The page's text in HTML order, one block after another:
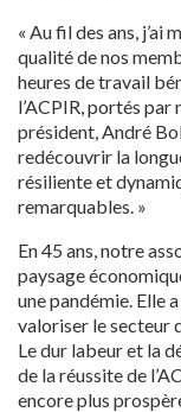
« Au fil des ans, j’ai
qualité de nos
heures de travail
l’ACPIR, portés
président, André
redécouvrir la
résiliente et
remarquables. »
En 45 ans, notre
paysage
une pandémie. Elle
valoriser le secteur
Le dur labeur et la
de la réussite de
encore plus